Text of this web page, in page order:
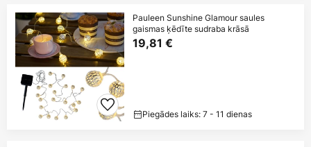
Pauleen Sunshine Glamour saules
gaismas ķēdīte sudraba krāsā
19,81 €
Piegādes laiks: 7 - 11 dienas